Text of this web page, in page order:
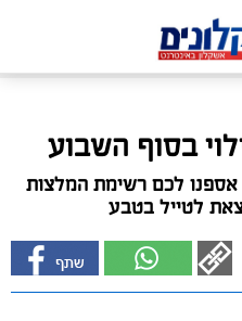
בסוף השבוע
אספנו לכם רשימת המלצות
לטייל בטבע